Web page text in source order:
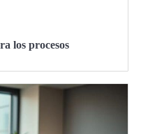
los procesos